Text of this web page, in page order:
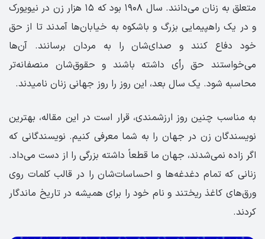
متعلق به زنان می‌دانند. سال ۱۹۰۸ بود که ۱۵ هزار زن در نیویورک
و در یک راهپیمایی بزرگ و باشکوه به خیابان‌ها آمدند تا از حق
خود دفاع کنند و صدای‌شان را به مردان برسانند. آن‌ها
می‌خواستند حق رأی داشته باشند و حقوق‌شان منصفانه‌تر
محاسبه شود. یک سال بعد، این روز را روز جهانی زنان نامیدند.
به مناسب چنین روز ارزشمندی، قرار است در این مقاله، بهترین
نویسندگان زن در جهان را به شما معرفی کنیم. نویسندگانی که
اگر زاده نمی‌شدند، جهان ما قطعاً داشته بزرگی را از دست می‌داد.
زنانی که تمام دغدغه‌ها و احساسات‌شان را در قالب کلمات روی
ورق‌های کاغذ ریختند و نام خود را برای همیشه در تاریخ ماندگار
کردند.